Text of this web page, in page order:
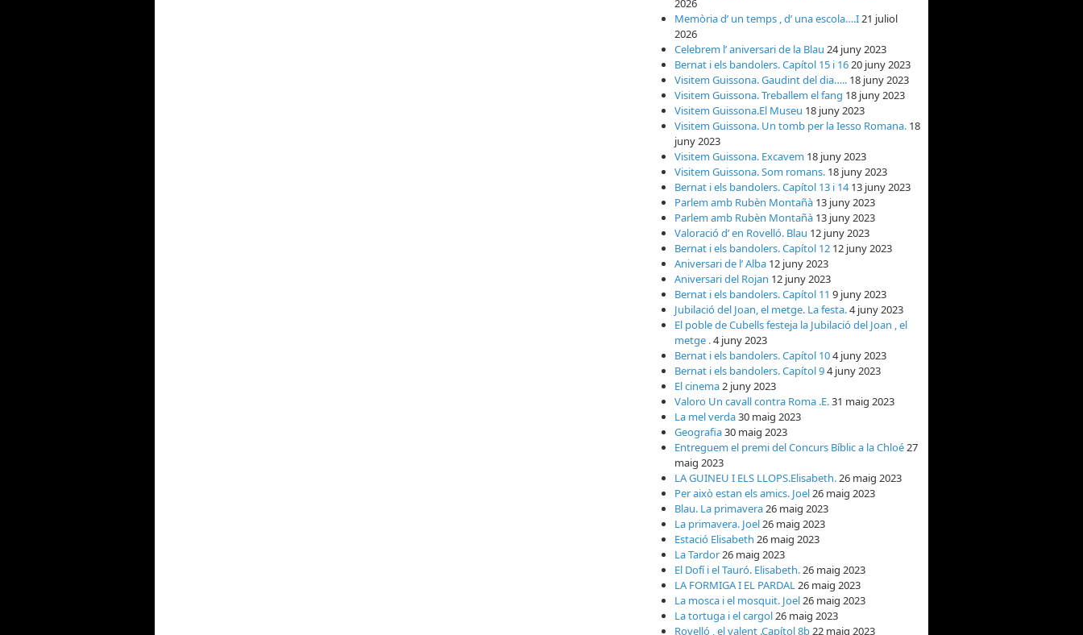
2026
Memòria d’ un temps , d’ una escola….I21 juliol
2026
Celebrem l’ aniversari de la Blau 24 juny 2023
Bernat i els bandolers. Capítol 15 i 1620 juny 2023
Visitem Guissona. Gaudint del dia….. 18 juny 2023
Visitem Guissona. Treballem el fang 18 juny 2023
Visitem Guissona.El Museu 18 juny 2023
Visitem Guissona. Un tomb per la Iesso Romana. 18
juny 2023
Visitem Guissona. Excavem 18 juny 2023
Visitem Guissona. Som romans. 18 juny 2023
Bernat i els bandolers. Capítol 13 i 14 13 juny 2023
Parlem amb Rubèn Montañà 13 juny 2023
Parlem amb Rubèn Montañà 13 juny 2023
Valoració d’ en Rovelló. Blau 12 juny 2023
Bernat i els bandolers. Capítol 12 12 juny 2023
Aniversari de l’ Alba 12 juny 2023
Aniversari del Rojan 12 juny 2023
Bernat i els bandolers. Capítol 11 9 juny 2023
Jubilació del Joan, el metge. La festa.4 juny 2023
El poble de Cubells festeja la Jubilació del Joan , el
metge .4 juny 2023
Bernat i els bandolers. Capítol 104 juny 2023
Bernat i els bandolers. Capítol 94 juny 2023
El cinema2 juny 2023
Valoro Un cavall contra Roma .E.31 maig 2023
La mel verda30 maig 2023
Geografia30 maig 2023
Entreguem el premi del Concurs Bíblic a la Chloé27
maig 2023
LA GUINEU I ELS LLOPS.Elisabeth.26 maig 2023
Per això estan els amics. Joel26 maig 2023
Blau. La primavera26 maig 2023
La primavera. Joel26 maig 2023
Estació Elisabeth 26 maig 2023
La Tardor26 maig 2023
El Dofí i el Tauró. Elisabeth.26 maig 2023
LA FORMIGA I EL PARDAL26 maig 2023
La mosca i el mosquit. Joel26 maig 2023
La tortuga i el cargol26 maig 2023
Rovelló , el valent .Capítol 8b22 maig 2023